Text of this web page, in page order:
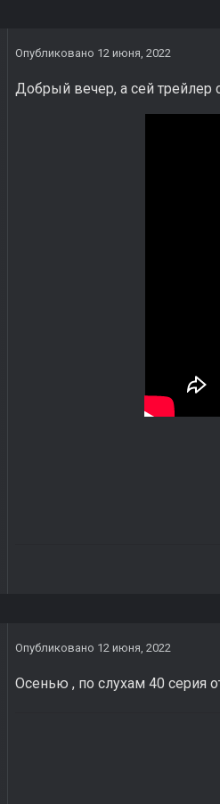
Опубликовано 12 июня, 2022
Добрый вечер, а сей трейлер
Опубликовано 12 июня, 2022
Осенью , по слухам 40 серия